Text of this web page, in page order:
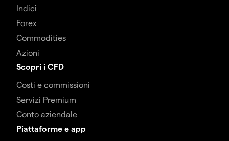
Indici
Forex
Commodities
Azioni
Scopri i CFD
Costi e commissioni
Servizi Premium
Conto aziendale
Piattaforme e app